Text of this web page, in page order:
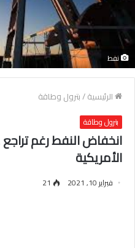
نفط
الرئيسية/بترول وطاقة
بترول وطاقة
انخفاض النفط رغم
الأمريكية
فبراير 10, 2021 21